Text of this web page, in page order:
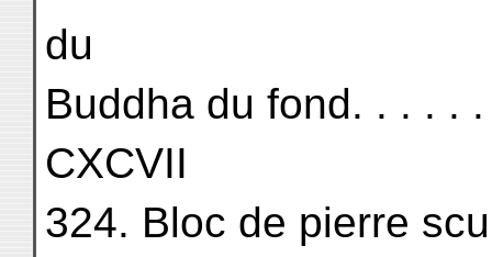
du
Buddha du fond. . . . .
CXCVII
324. Bloc de pierre